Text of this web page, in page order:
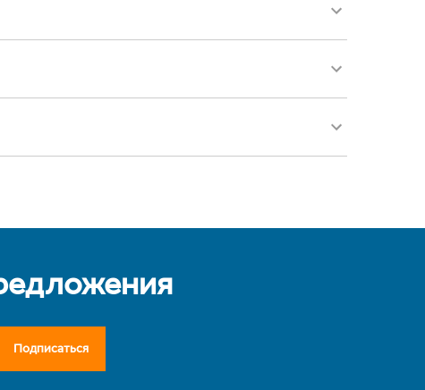
Подписаться